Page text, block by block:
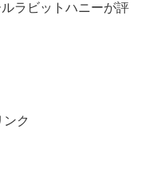
ラビットハニーが評
ンク